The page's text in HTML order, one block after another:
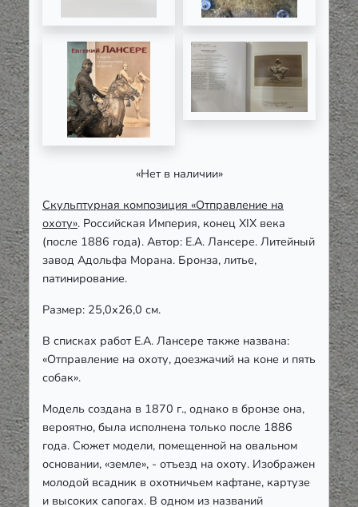
«Нет в наличии»
Скульптурная композиция «Отправление на
охоту». Российская Империя, конец XIX века
(после 1886 года). Автор: Е.А. Лансере. Литейный
завод Адольфа Морана. Бронза, литье,
патинирование.
Размер: 25,0х26,0 см.
В списках работ Е.А. Лансере также названа:
«Отправление на охоту, доезжачий на коне и пять
собак».
Модель создана в 1870 г., однако в бронзе она,
вероятно, была исполнена только после 1886
года. Сюжет модели, помещенной на овальном
основании, «земле», - отъезд на охоту. Изображен
молодой всадник в охотничьем кафтане, картузе
и высоких сапогах. В одном из названий